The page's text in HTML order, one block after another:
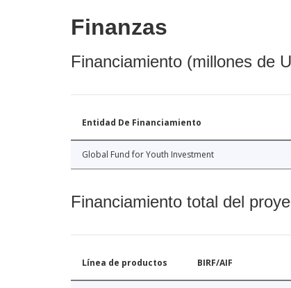
Finanzas
Financiamiento (millones de
Entidad De Financiamiento
Global Fund for Youth Investment
Financiamiento total del
Línea de productos BIRF/AIF